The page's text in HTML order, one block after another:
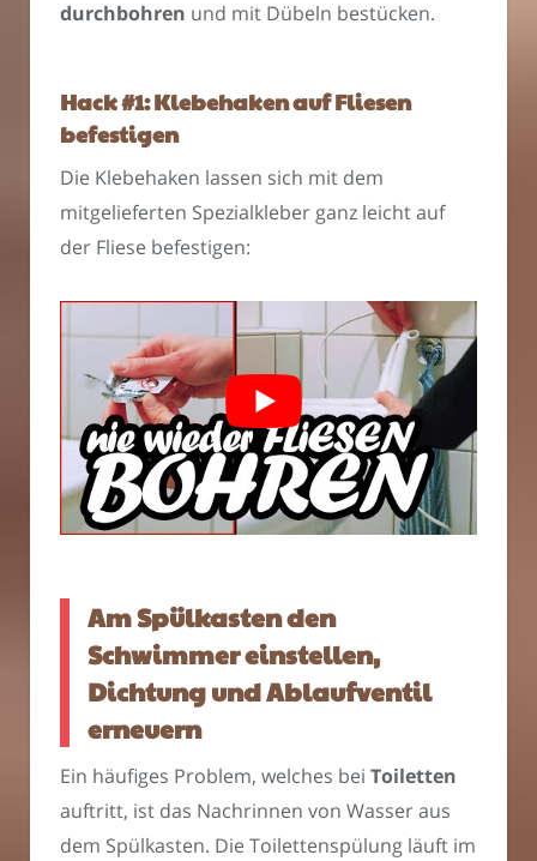
durchbohren und mit Dübeln bestücken.
Hack #1: Klebehaken auf Fliesen
befestigen
Die Klebehaken lassen sich mit dem
mitgelieferten Spezialkleber ganz leicht auf
der Fliese befestigen:
Am Spülkasten den
Schwimmer einstellen,
Dichtung und Ablaufventil
erneuern
Ein häufiges Problem, welches bei Toiletten
auftritt, ist das Nachrinnen von Wasser aus
dem Spülkasten. Die Toilettenspülung läuft im